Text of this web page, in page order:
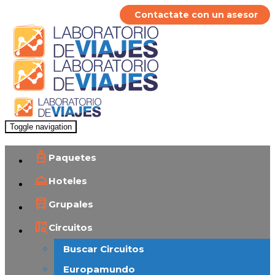
Contactate con un asesor
Toggle navigation
Paquetes
Hoteles
Grupales
Circuitos
Buscar Circuitos
Europamundo